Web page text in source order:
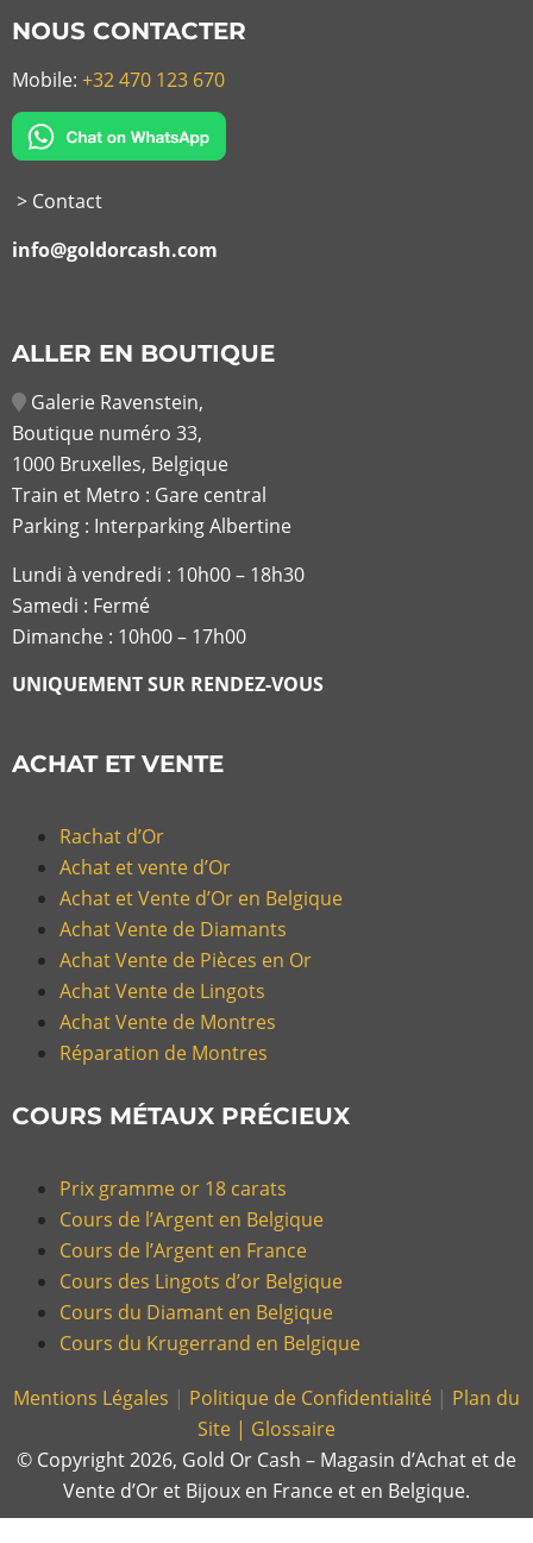
NOUS CONTACTER
Mobile: +32 470 123 670
> Contact
info@goldorcash.com
ALLER EN BOUTIQUE
Galerie Ravenstein,
Boutique numéro 33,
1000 Bruxelles, Belgique
Train et Metro : Gare central
Parking : Interparking Albertine
Lundi à vendredi : 10h00 – 18h30
Samedi : Fermé
Dimanche : 10h00 – 17h00
UNIQUEMENT SUR RENDEZ-VOUS
ACHAT ET VENTE
Rachat d’Or
Achat et vente d’Or
Achat et Vente d’Or en Belgique
Achat Vente de Diamants
Achat Vente de Pièces en Or
Achat Vente de Lingots
Achat Vente de Montres
Réparation de Montres
COURS MÉTAUX PRÉCIEUX
Prix gramme or 18 carats
Cours de l’Argent en Belgique
Cours de l’Argent en France
Cours des Lingots d’or Belgique
Cours du Diamant en Belgique
Cours du Krugerrand en Belgique
Mentions Légales | Politique de Confidentialité | Plan du
Site | Glossaire
© Copyright 2026, Gold Or Cash – Magasin d’Achat et de
Vente d’Or et Bijoux en France et en Belgique.